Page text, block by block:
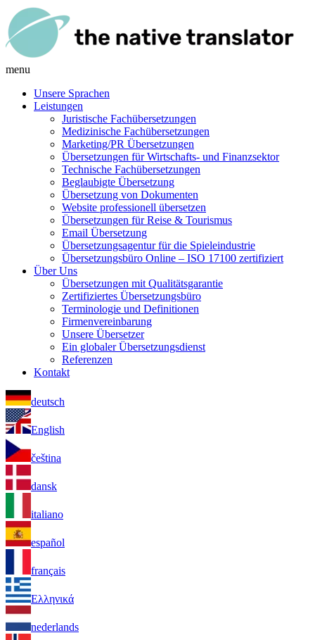
menu
Unsere Sprachen
Leistungen
Juristische Fachübersetzungen
Medizinische Fachübersetzungen
Marketing/PR Übersetzungen
Übersetzungen für Wirtschafts- und Finanzsektor
Technische Fachübersetzungen
Beglaubigte Übersetzung
Übersetzung von Dokumenten
Website professionell übersetzen
Übersetzungen für Reise & Tourismus
Email Übersetzung
Übersetzungsagentur für die Spieleindustrie
Übersetzungsbüro Online – ISO 17100 zertifiziert
Über Uns
Übersetzungen mit Qualitätsgarantie
Zertifiziertes Übersetzungsbüro
Terminologie und Definitionen
Firmenvereinbarung
Unsere Übersetzer
Ein globaler Übersetzungsdienst
Referenzen
Kontakt
deutsch
English
čeština
dansk
italiano
español
français
Ελληνικά
nederlands